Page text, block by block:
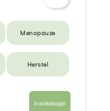
Menopauze
Herstel
In winkelwagen